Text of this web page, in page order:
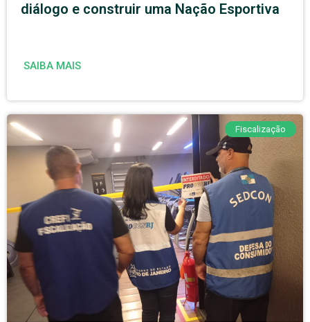
diálogo e construir uma Nação Esportiva
SAIBA MAIS
Fiscalização